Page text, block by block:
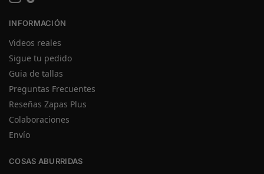
INFORMACIÓN
Videos reales
Sigue tu pedido
Guia de tallas
Preguntas Frecuentes
Reseñas Zapas Plus
Colaboraciones
Envío
COSAS ABURRIDAS